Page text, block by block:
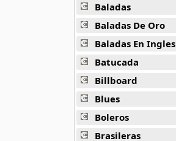
The Autumn Defense
10 músicas online
The Corrs
14 músicas online
The Eagles
22 músicas online
Baladas
Baladas De Oro
Baladas En Ingles
Batucada
Billboard
Blues
Boleros
Brasileras